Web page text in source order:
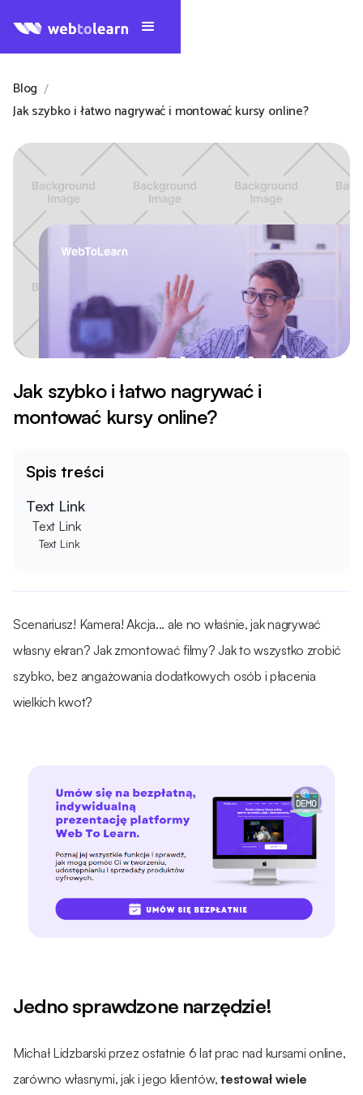
Blog /
Jak szybko i łatwo nagrywać i montować kursy online?
Jak szybko i łatwo nagrywać i
montować kursy online?
Spis treści
Text Link
Text Link
Text Link
Scenariusz! Kamera! Akcja... ale no właśnie, jak nagrywać
własny ekran? Jak zmontować filmy? Jak to wszystko zrobić
szybko, bez angażowania dodatkowych osób i płacenia
wielkich kwot?
Jedno sprawdzone narzędzie!
Michał Lidzbarski przez ostatnie 6 lat prac nad kursami online,
zarówno własnymi, jak i jego klientów,testował wiele